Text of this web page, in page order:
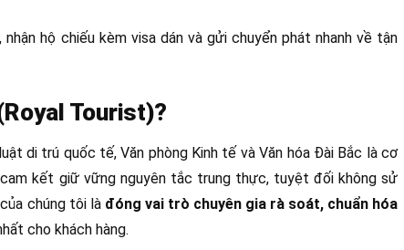
hộ chiếu kèm visa dán và gửi chuyển phát nhanh về tận
Tourist)?
di trú quốc tế, Văn phòng Kinh tế và Văn hóa Đài Bắc là cơ
kết giữ vững nguyên tắc trung thực, tuyệt đối không sử
chúng tôi là đóng vai trò chuyên gia rà soát, chuẩn hóa
cho khách hàng.